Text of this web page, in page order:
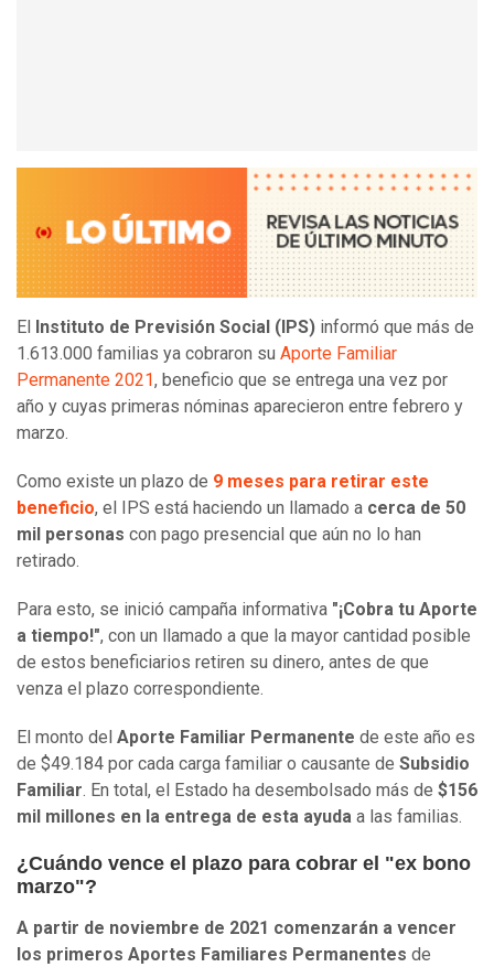
El Instituto de Previsión Social (IPS) informó que más de
1.613.000 familias ya cobraron su Aporte Familiar
Permanente 2021, beneficio que se entrega una vez por
año y cuyas primeras nóminas aparecieron entre febrero y
marzo.
Como existe un plazo de 9 meses para retirar este
beneficio, el IPS está haciendo un llamado a cerca de 50
mil personas con pago presencial que aún no lo han
retirado.
Para esto, se inició campaña informativa "¡Cobra tu Aporte
a tiempo!", con un llamado a que la mayor cantidad posible
de estos beneficiarios retiren su dinero, antes de que
venza el plazo correspondiente.
El monto del Aporte Familiar Permanente de este año es
de $49.184 por cada carga familiar o causante de Subsidio
Familiar. En total, el Estado ha desembolsado más de $156
mil millones en la entrega de esta ayuda a las familias.
¿Cuándo vence el plazo para cobrar el "ex bono
marzo"?
A partir de noviembre de 2021 comenzarán a vencer
los primeros Aportes Familiares Permanentes de